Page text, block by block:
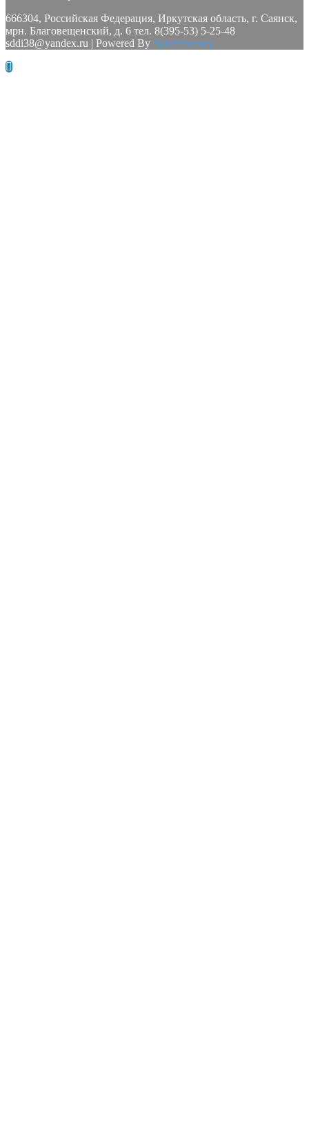
666304, Российская Федерация, Иркутская область, г. Саянск,
мрн. Благовещенский, д. 6 тел. 8(395-53) 5-25-48
sddi38@yandex.ru | Powered By SpiceThemes